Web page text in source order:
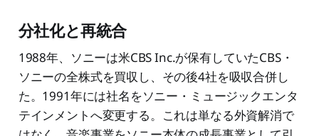
分社化と再統合
1988年、ソニーは米CBS Inc.が保有していたCBS・
ソニーの全株式を買収し、その後4社を吸収合併し
た。1991年には社名をソニー・ミュージックエンタ
テインメントへ変更する。これは単なる外資解消で